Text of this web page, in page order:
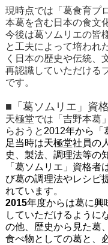
現時点では「葛食育プ
本葛を含む日本の食文
今後は葛ソムリエの皆
と工夫によって培われ
く日本の歴史や伝統、
再認識していただける
です。
■「葛ソムリエ」資
天極堂では「吉野本葛
らおうと2012年から「
足当時は天極堂社員の
史、製法、調理法等の
「葛ソムリエ」資格者
び葛の調理法やレシピ
れています。
2015年度からは葛に興
していただけるように
の他、歴史から見た葛
食べ物としての葛と、